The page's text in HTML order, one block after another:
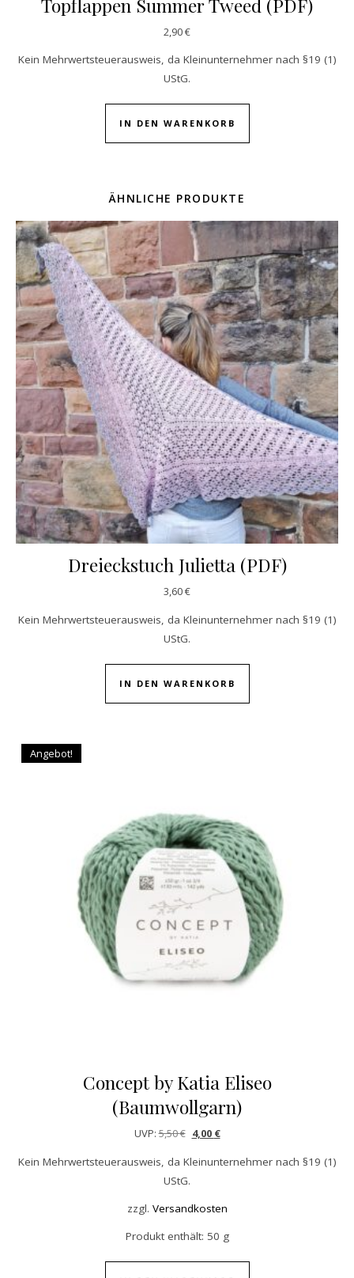
Topflappen Summer Tweed (PDF)
2,90€
Kein Mehrwertsteuerausweis, da Kleinunternehmer nach §19 (1)
UStG.
IN DEN WARENKORB
ÄHNLICHE PRODUKTE
Dreieckstuch Julietta (PDF)
3,60€
Kein Mehrwertsteuerausweis, da Kleinunternehmer nach §19 (1)
UStG.
IN DEN WARENKORB
Angebot!
Concept by Katia Eliseo
(Baumwollgarn)
UVP:5,50€ Ursprünglicher Preis war: 5,50 €
4,00 €Aktueller Preis ist: 4,00 €.
Kein Mehrwertsteuerausweis, da Kleinunternehmer nach §19 (1)
UStG.
zzgl. Versandkosten
Produkt enthält: 50 g